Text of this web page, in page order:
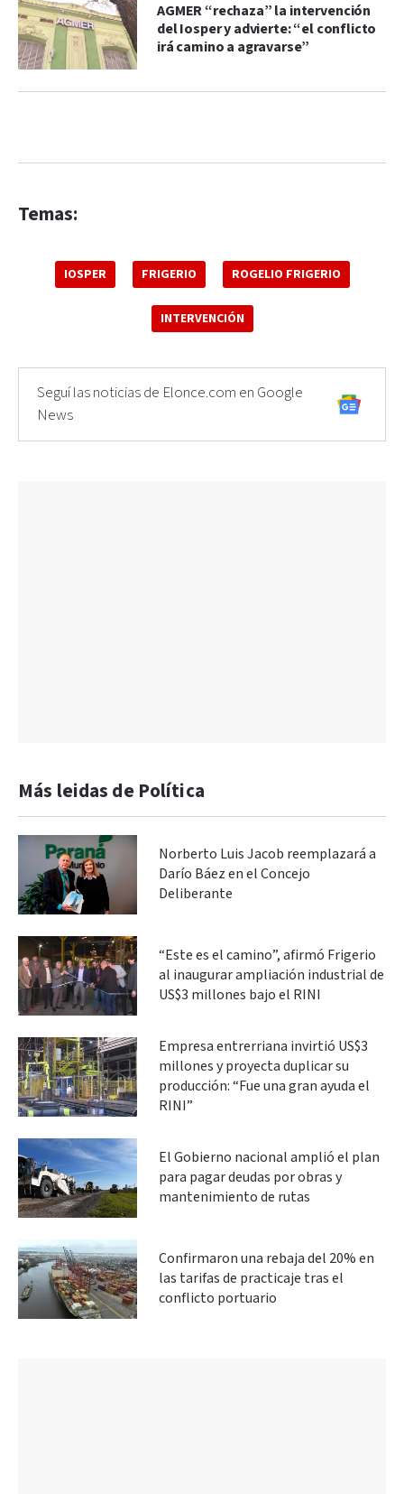
AGMER “rechaza” la intervención
del Iosper y advierte: “el conflicto
irá camino a agravarse”
Temas:
IOSPER FRIGERIO ROGELIO FRIGERIO
INTERVENCIÓN
Seguí las noticias de Elonce.com en Google
News
Más leidas de Política
Norberto Luis Jacob reemplazará a
Darío Báez en el Concejo
Deliberante
“Este es el camino”, afirmó Frigerio
al inaugurar ampliación industrial de
US$3 millones bajo el RINI
Empresa entrerriana invirtió US$3
millones y proyecta duplicar su
producción: “Fue una gran ayuda el
RINI”
El Gobierno nacional amplió el plan
para pagar deudas por obras y
mantenimiento de rutas
Confirmaron una rebaja del 20% en
las tarifas de practicaje tras el
conflicto portuario